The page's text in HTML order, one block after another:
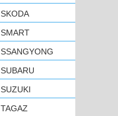
SKODA
SMART
SSANGYONG
SUBARU
SUZUKI
TAGAZ